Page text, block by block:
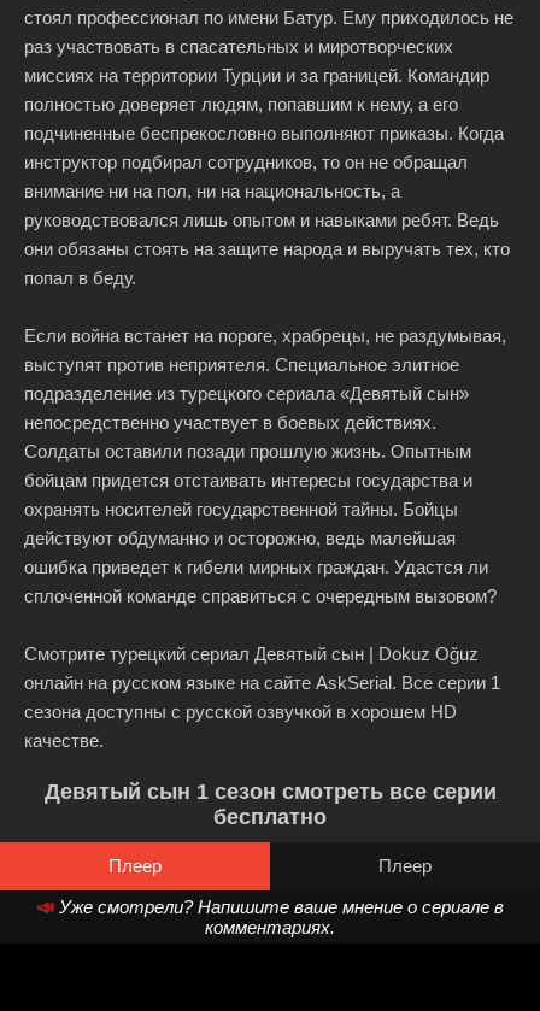
стоял профессионал по имени Батур. Ему приходилось не
раз участвовать в спасательных и миротворческих
миссиях на территории Турции и за границей. Командир
полностью доверяет людям, попавшим к нему, а его
подчиненные беспрекословно выполняют приказы. Когда
инструктор подбирал сотрудников, то он не обращал
внимание ни на пол, ни на национальность, а
руководствовался лишь опытом и навыками ребят. Ведь
они обязаны стоять на защите народа и выручать тех, кто
попал в беду.
Если война встанет на пороге, храбрецы, не раздумывая,
выступят против неприятеля. Специальное элитное
подразделение из турецкого сериала «Девятый сын»
непосредственно участвует в боевых действиях.
Солдаты оставили позади прошлую жизнь. Опытным
бойцам придется отстаивать интересы государства и
охранять носителей государственной тайны. Бойцы
действуют обдуманно и осторожно, ведь малейшая
ошибка приведет к гибели мирных граждан. Удастся ли
сплоченной команде справиться с очередным вызовом?
Смотрите турецкий сериал Девятый сын | Dokuz Oğuz
онлайн на русском языке на сайте AskSerial. Все серии 1
сезона доступны с русской озвучкой в хорошем HD
качестве.
Девятый сын 1 сезон смотреть все серии
бесплатно
Плеер
Плеер
📣 Уже смотрели? Напишите ваше мнение о сериале в
комментариях.